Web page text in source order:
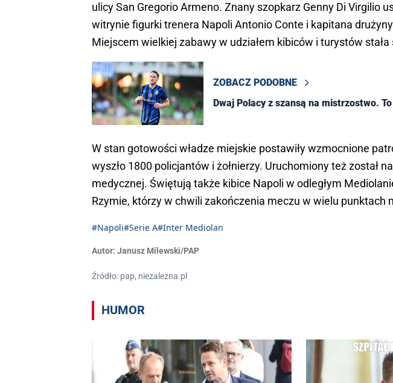
ulicy San Gregorio Armeno. Znany szopkarz Genny Di Virgilio
witrynie figurki trenera Napoli Antonio Conte i kapitana
Miejscem wielkiej zabawy w udziałem kibiców i turystów
ZOBACZ PODOBNE
Dwaj Polacy z szansą na mistrzostwo.
W stan gotowości władze miejskie postawiły wzmocnione
wyszło 1800 policjantów i żołnierzy. Uruchomiony też został
medycznej. Świętują także kibice Napoli w odległym
Rzymie, którzy w chwili zakończenia meczu w wielu punktach
#Napoli#Serie A#Inter Mediolan
Autor: Janusz Milewski/PAP
Źródło: pap, niezalezna.pl
HUMOR